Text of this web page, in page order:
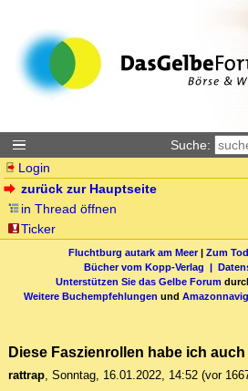
Suche:
Login
zurück zur Hauptseite
in Thread öffnen
Ticker
Fluchtburg autark am Meer| Zum
Bücher vom Kopp-Verlag |
Unterstützen Sie das Gelbe Forum
Weitere Buchempfehlungen und
Diese Faszienrollen habe ich
rattrap, Sonntag, 16.01.2022, 14:52 (vor